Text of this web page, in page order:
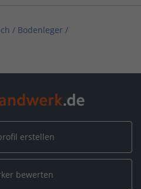
/ Bodenleger /
/ Alexander Schädlich
erstellen
bewerten